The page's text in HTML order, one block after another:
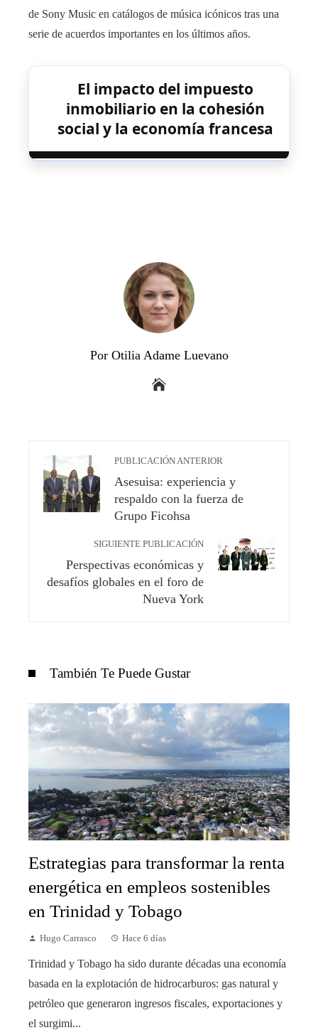
de Sony Music en catálogos de música icónicos tras una
serie de acuerdos importantes en los últimos años.
El impacto del impuesto
inmobiliario en la cohesión
social y la economía francesa
Por Otilia Adame Luevano
PUBLICACIÓN ANTERIOR
Asesuisa: experiencia y
respaldo con la fuerza de
Grupo Ficohsa
SIGUIENTE PUBLICACIÓN
Perspectivas económicas y
desafíos globales en el foro de
Nueva York
También Te Puede Gustar
Estrategias para transformar la renta
energética en empleos sostenibles
en Trinidad y Tobago
Hugo Carrasco Hace 6 días
Trinidad y Tobago ha sido durante décadas una economía
basada en la explotación de hidrocarburos: gas natural y
petróleo que generaron ingresos fiscales, exportaciones y
el surgimi...